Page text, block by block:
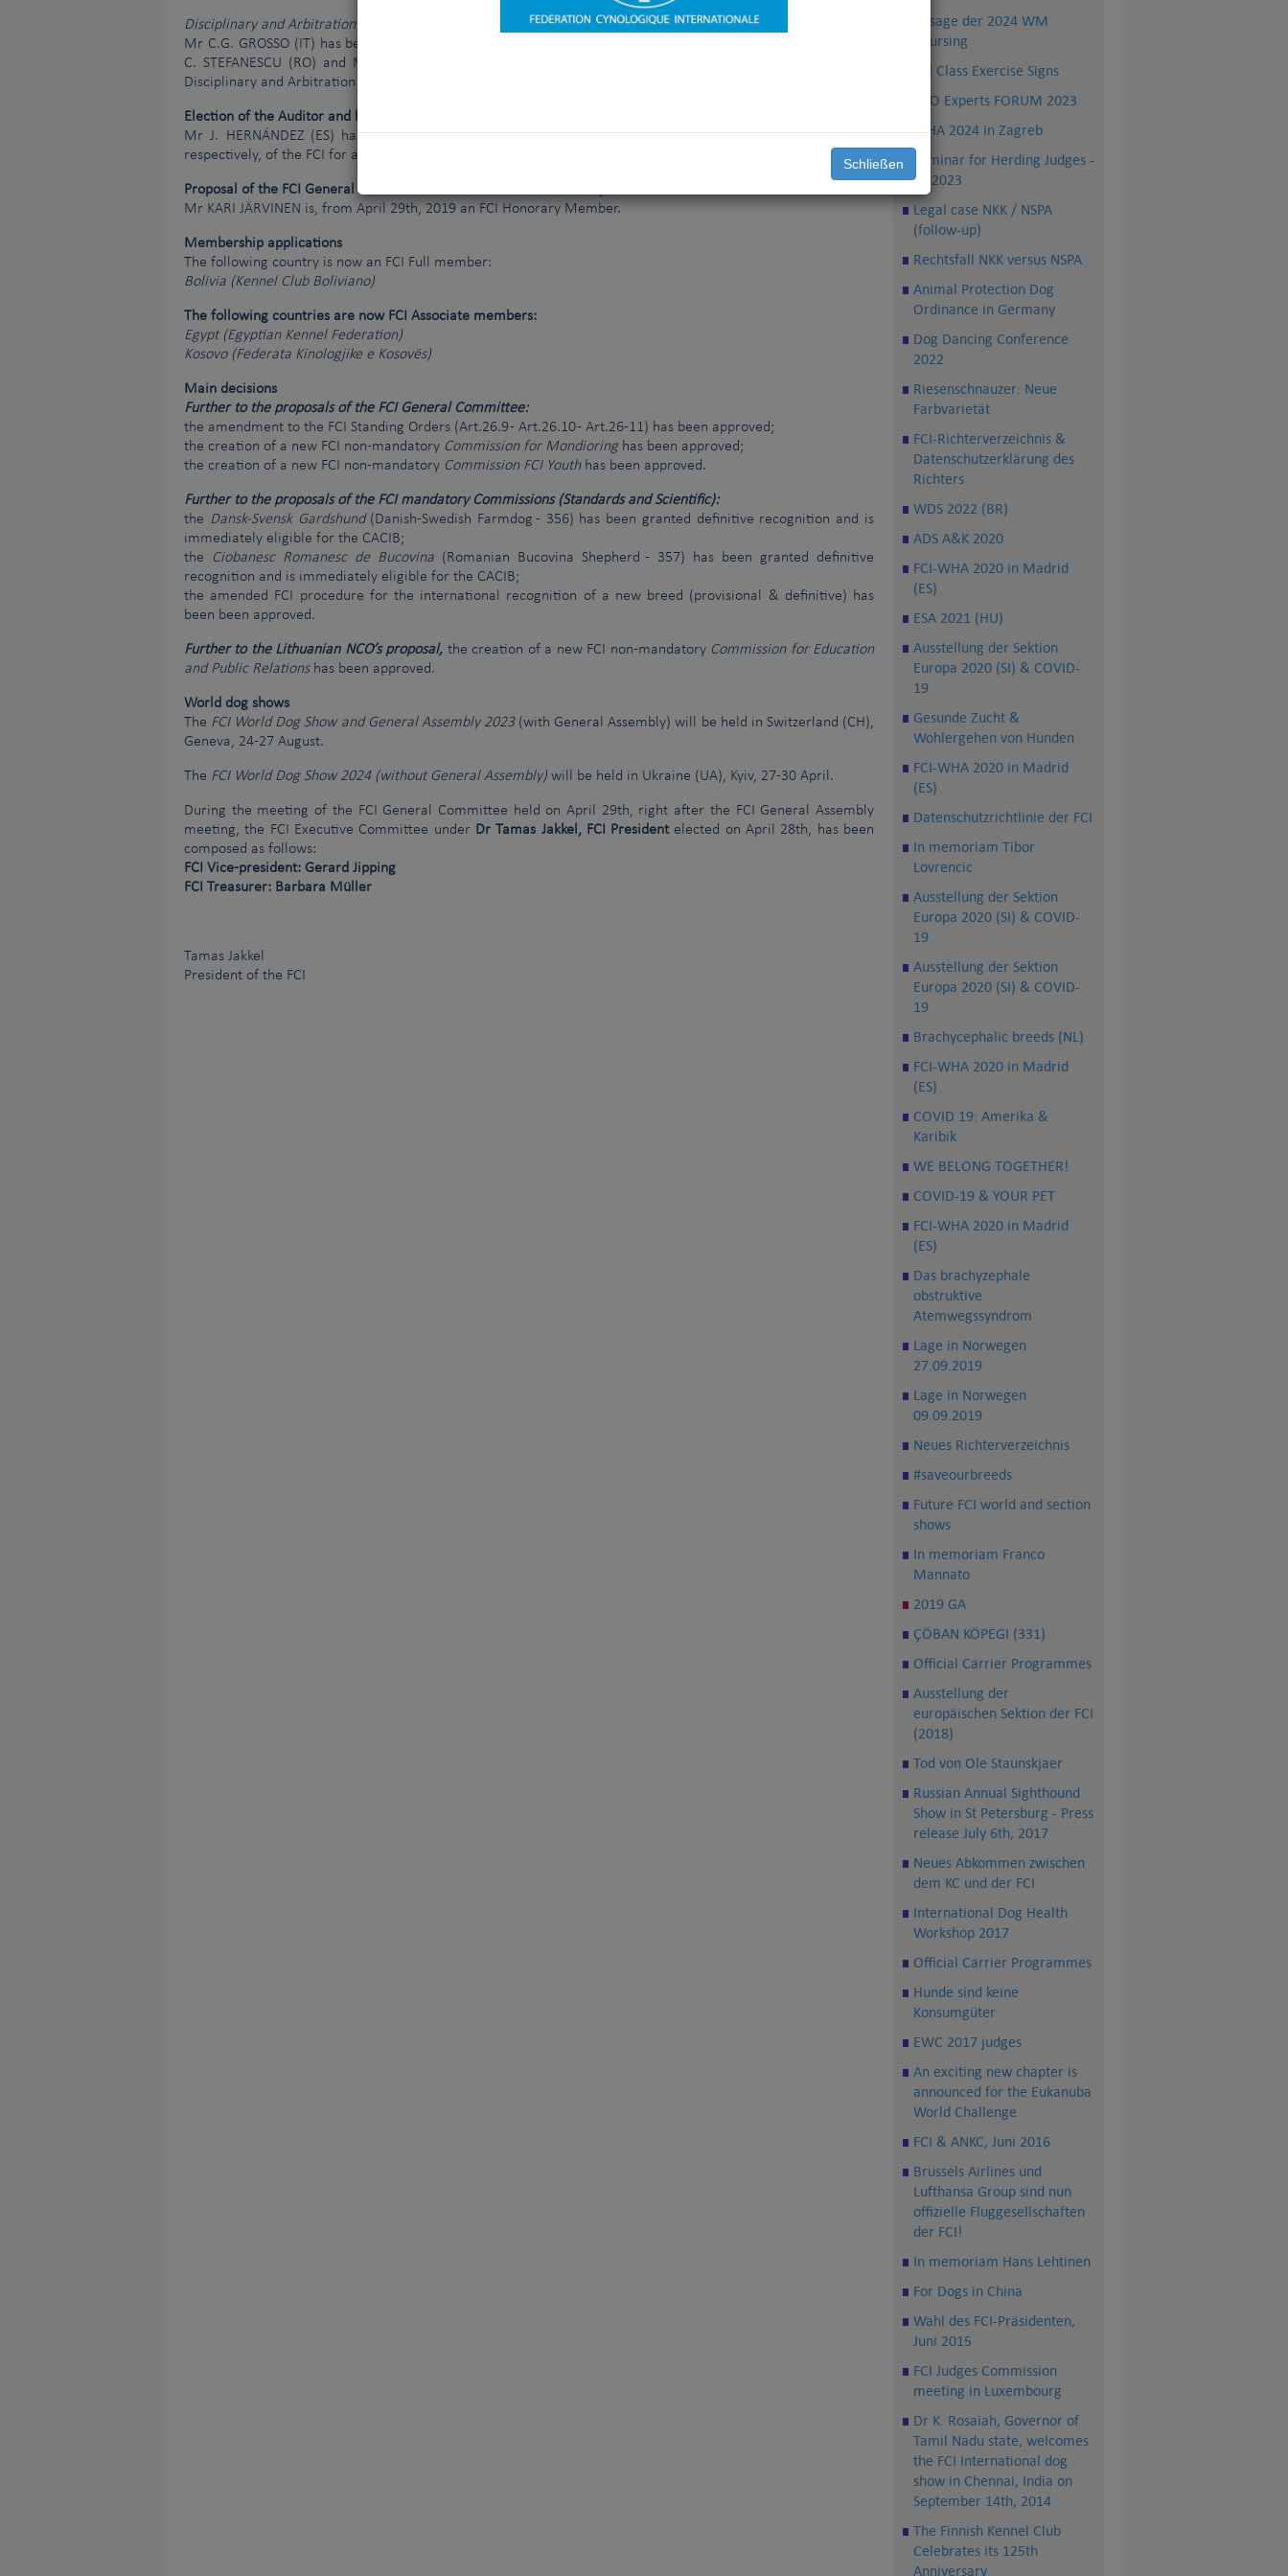
Schließen
Absage der 2024 WM
Coursing
FCI Class Exercise Signs
PRO Experts FORUM 2023
WHA 2024 in Zagreb
Seminar for Herding Judges -
TS 2023
Legal case NKK / NSPA
(follow-up)
Rechtsfall NKK versus NSPA
Animal Protection Dog
Ordinance in Germany
Dog Dancing Conference
2022
Riesenschnauzer: Neue
Farbvarietät
FCI-Richterverzeichnis &
Datenschutzerklärung des
Richters
WDS 2022 (BR)
ADS A&K 2020
FCI-WHA 2020 in Madrid
(ES)
ESA 2021 (HU)
Ausstellung der Sektion
Europa 2020 (SI) & COVID-
19
Gesunde Zucht &
Wohlergehen von Hunden
FCI-WHA 2020 in Madrid
(ES)
Datenschutzrichtlinie der FCI
In memoriam Tibor
Lovrencic
Ausstellung der Sektion
Europa 2020 (SI) & COVID-
19
Ausstellung der Sektion
Europa 2020 (SI) & COVID-
19
Brachycephalic breeds (NL)
FCI-WHA 2020 in Madrid
(ES)
COVID 19: Amerika &
Karibik
WE BELONG TOGETHER!
COVID-19 & YOUR PET
FCI-WHA 2020 in Madrid
(ES)
Das brachyzephale
obstruktive
Atemwegssyndrom
Lage in Norwegen
27.09.2019
Lage in Norwegen
09.09.2019
Neues Richterverzeichnis
#saveourbreeds
Future FCI world and section
shows
In memoriam Franco
Mannato
2019 GA
ÇÖBAN KÖPEGI (331)
Official Carrier Programmes
Ausstellung der
europäischen Sektion der FCI
(2018)
Tod von Ole Staunskjaer
Russian Annual Sighthound
Show in St Petersburg - Press
release July 6th, 2017
Neues Abkommen zwischen
dem KC und der FCI
International Dog Health
Workshop 2017
Official Carrier Programmes
Hunde sind keine
Konsumgüter
EWC 2017 judges
An exciting new chapter is
announced for the Eukanuba
World Challenge
FCI & ANKC, Juni 2016
Brussels Airlines und
Lufthansa Group sind nun
offizielle Fluggesellschaften
der FCI!
In memoriam Hans Lehtinen
For Dogs in China
Wahl des FCI-Präsidenten,
Juni 2015
FCI Judges Commission
meeting in Luxembourg
Dr K. Rosaiah, Governor of
Tamil Nadu state, welcomes
the FCI International dog
show in Chennai, India on
September 14th, 2014
The Finnish Kennel Club
Celebrates its 125th
Anniversary
Disciplinary and Arbitration Commission
Mr C.G. GROSSO (IT) has been elected President, and Mr N.P. FRASCINO (AR), Mrs H. TONKSON-Koit (EE), Mr
C. STEFANESCU (RO) and Mrs I.B. de CIABATTI (PE) have been elected members, respectively, of the FCI
Disciplinary and Arbitration Commission for a four-year term.
Election of the Auditor and his substitute
Mr J. HERNÁNDEZ (ES) has been elected Auditor and D. MUTO (IT) has been elected Substitute Auditor,
respectively, of the FCI for a two-year term.
Proposal of the FCI General Committee for the title of FCI Honorary President or Member
Mr KARI JÄRVINEN is, from April 29th, 2019 an FCI Honorary Member.
Membership applications
The following country is now an FCI Full member:
Bolivia (Kennel Club Boliviano)
The following countries are now FCI Associate members:
Egypt (Egyptian Kennel Federation)
Kosovo (Federata Kinologjike e Kosovës)
Main decisions
Further to the proposals of the FCI General Committee:
the amendment to the FCI Standing Orders (Art.26.9 - Art.26.10 - Art.26-11) has been approved;
the creation of a new FCI non-mandatory Commission for Mondioringhas been approved;
the creation of a new FCI non-mandatory Commission FCI Youthhas been approved.
Further to the proposals of the FCI mandatory Commissions (Standards and Scientific):
the Dansk-Svensk Gardshund(Danish-Swedish Farmdog - 356) has been granted definitive recognition and is
immediately eligible for the CACIB;
the
Ciobanesc Romanesc de Bucovina (Romanian Bucovina Shepherd - 357) has been granted definitive
recognition and is immediately eligible for the CACIB;
the amended FCI procedure for the international recognition of a new breed (provisional & definitive) has
been been approved.
Further to the Lithuanian NCO’s proposal, the creation of a new FCI non-mandatory Commission for Education
and Public Relationshas been approved.
World dog shows
The FCI World Dog Show and General Assembly 2023(with General Assembly) will be held in Switzerland (CH),
Geneva, 24-27 August.
The FCI World Dog Show 2024 (without General Assembly) will be held in Ukraine (UA), Kyiv, 27-30 April.
During the meeting of the FCI General Committee held on April 29th, right after the FCI General Assembly
meeting, the FCI Executive Committee under Dr Tamas Jakkel, FCI President elected on April 28th, has been
composed as follows:
FCI Vice-president: Gerard Jipping
FCI Treasurer: Barbara Müller
Tamas Jakkel
President of the FCI